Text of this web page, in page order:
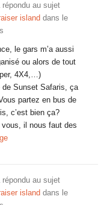
répondu au sujet
island dans le
le gars m’a aussi
ou alors de tout
4X4,…)
Sunset Safaris, ça
partez en bus de
c’est bien ça?
il nous faut des
répondu au sujet
island dans le